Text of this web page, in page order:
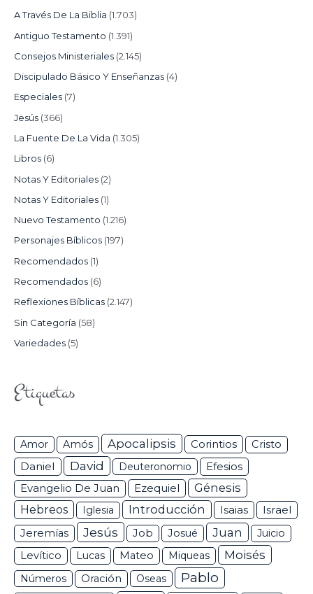
A Través De La Biblia (1.703)
Antiguo Testamento (1.391)
Consejos Ministeriales (2.145)
Discipulado Básico Y Enseñanzas (4)
Especiales (7)
Jesús (366)
La Fuente De La Vida (1.305)
Libros (6)
Notas Y Editoriales (2)
Notas Y Editoriales (1)
Nuevo Testamento (1.216)
Personajes Bíblicos (197)
Recomendados (1)
Recomendados (6)
Reflexiones Bíblicas (2.147)
Sin Categoría (58)
Variedades (5)
Etiquetas
Amor Amós Apocalipsis Corintios Cristo
Daniel David Deuteronomio Efesios
Evangelio De Juan Ezequiel
Génesis
Hebreos
Iglesia Introducción Isaias Israel
Jeremías Jesús Job Josué Juan
Juicio
Levítico
Lucas Mateo Miqueas Moisés
Números Oración Oseas Pablo